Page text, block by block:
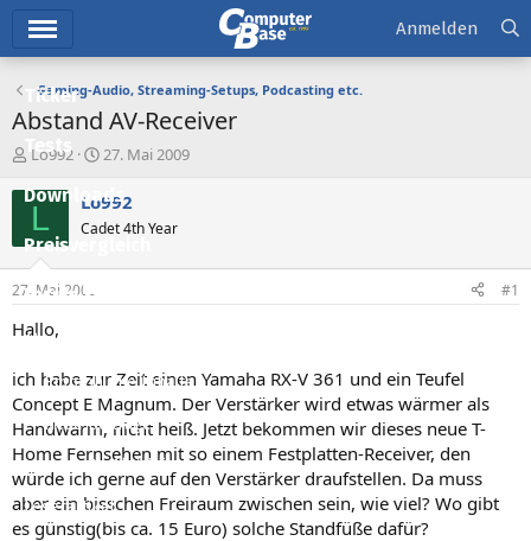
Ticker
Tests
Downloads
Preisvergleich
Forum
Aktuelles
Empfohlene Inhalte
Neue Beiträge
Neueste Aktivitäten
Leserartikel
Anmelden
Gaming-Audio, Streaming-Setups, Podcasting etc.
Abstand AV-Receiver
E
s
e
e
r
Lo992
E
s
t
e
t
27. Mai 2009
L Lo992
Cadet 4th Year
27. Mai 2009 #1
Hallo,
ich habe zur Zeit einen Yamaha RX-V 361 und ein Teufel
Concept E Magnum. Der Verstärker wird etwas wärmer als
Handwarm, nicht heiß. Jetzt bekommen wir dieses neue T-
Home Fernsehen mit so einem Festplatten-Receiver, den
würde ich gerne auf den Verstärker draufstellen. Da muss
aber ein bisschen Freiraum zwischen sein, wie viel? Wo gibt
es günstig(bis ca. 15 Euro) solche Standfüße dafür?